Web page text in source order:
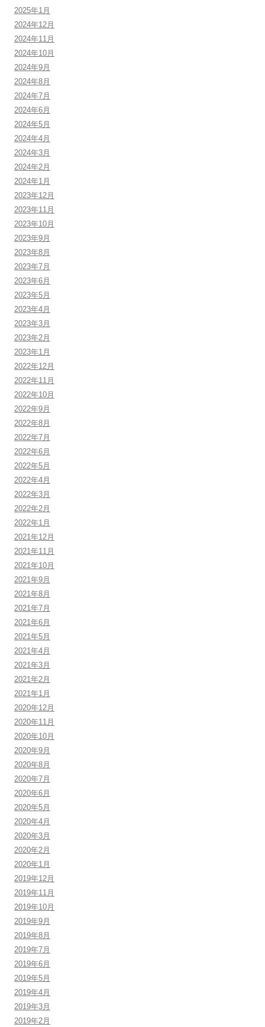
2025年1月
2024年12月
2024年11月
2024年10月
2024年9月
2024年8月
2024年7月
2024年6月
2024年5月
2024年4月
2024年3月
2024年2月
2024年1月
2023年12月
2023年11月
2023年10月
2023年9月
2023年8月
2023年7月
2023年6月
2023年5月
2023年4月
2023年3月
2023年2月
2023年1月
2022年12月
2022年11月
2022年10月
2022年9月
2022年8月
2022年7月
2022年6月
2022年5月
2022年4月
2022年3月
2022年2月
2022年1月
2021年12月
2021年11月
2021年10月
2021年9月
2021年8月
2021年7月
2021年6月
2021年5月
2021年4月
2021年3月
2021年2月
2021年1月
2020年12月
2020年11月
2020年10月
2020年9月
2020年8月
2020年7月
2020年6月
2020年5月
2020年4月
2020年3月
2020年2月
2020年1月
2019年12月
2019年11月
2019年10月
2019年9月
2019年8月
2019年7月
2019年6月
2019年5月
2019年4月
2019年3月
2019年2月